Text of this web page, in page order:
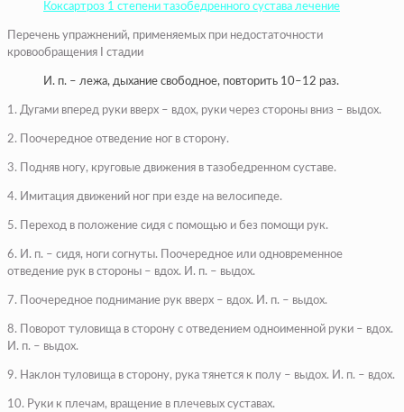
Коксартроз 1 степени тазобедренного сустава лечение
Перечень упражнений, применяемых при недостаточности
кровообращения I стадии
И. п. – лежа, дыхание свободное, повторить 10–12 раз.
1. Дугами вперед руки вверх – вдох, руки через стороны вниз – выдох.
2. Поочередное отведение ног в сторону.
3. Подняв ногу, круговые движения в тазобедренном суставе.
4. Имитация движений ног при езде на велосипеде.
5. Переход в положение сидя с помощью и без помощи рук.
6. И. п. – сидя, ноги согнуты. Поочередное или одновременное
отведение рук в стороны – вдох. И. п. – выдох.
7. Поочередное поднимание рук вверх – вдох. И. п. – выдох.
8. Поворот туловища в сторону с отведением одноименной руки – вдох.
И. п. – выдох.
9. Наклон туловища в сторону, рука тянется к полу – выдох. И. п. – вдох.
10. Руки к плечам, вращение в плечевых суставах.